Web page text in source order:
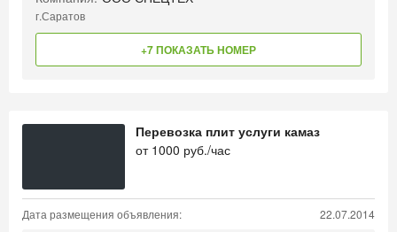
г.Саратов
+7 ПОКАЗАТЬ НОМЕР
Перевозка плит услуги камаз
от 1000 руб./час
Дата размещения объявления: 22.07.2014